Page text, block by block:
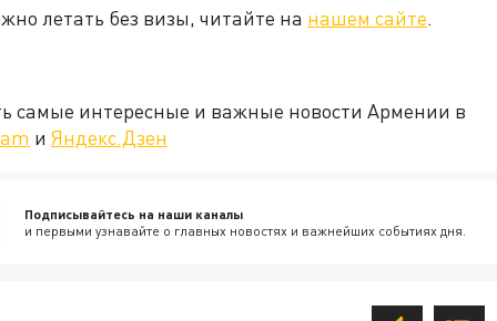
летать без визы, читайте на нашем сайте.
самые интересные и важные новости Армении в
и Яндекс.Дзен
Подписывайтесь на наши каналы
и первыми узнавайте о главных новостях и важнейших событиях дня.